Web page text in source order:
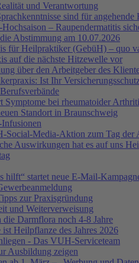
und Verantwortung
sind für
– Raupendermatitis
Abstimmung am 10.07.2026
für Heilpraktiker (GebüH) – quo
auf die nächste Hitzewelle vor
über den Arbeitgeber des
Ist Ihr
Symptome bei rheumatoider
Standort in Braunschweig
Social-Media-Aktion zum Tag der
Auswirkungen hat es auf uns
hilft“ startet neue E-Mail-
zur Praxisgründung
und Weiterverweisung
Darmflora noch 4-8 Jahre
Heilpflanze des Jahres 2026
- Das VUH-Serviceteam
Ausbildung zeigen